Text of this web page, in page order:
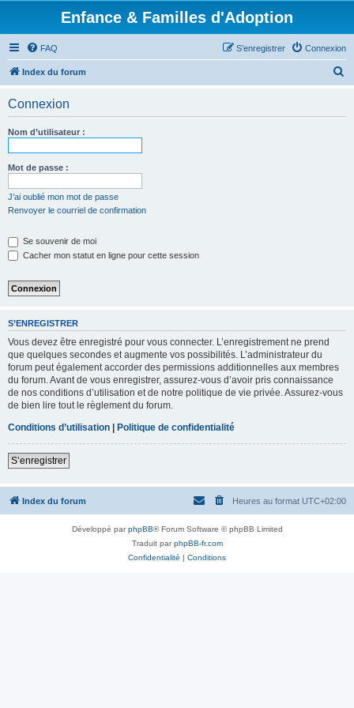
Enfance & Familles d'Adoption
FAQ Connexion
S’enregistrer
Index du forum
Connexion
Nom d’utilisateur :
Mot de passe :
J’ai oublié mon mot de passe
Renvoyer le courriel de confirmation
Se souvenir de moi
Cacher mon statut en ligne pour cette session
S’ENREGISTRER
Vous devez être enregistré pour vous connecter. L’enregistrement ne prend
que quelques secondes et augmente vos possibilités. L’administrateur du
forum peut également accorder des permissions additionnelles aux membres
du forum. Avant de vous enregistrer, assurez-vous d’avoir pris connaissance
de nos conditions d’utilisation et de notre politique de vie privée. Assurez-vous
de bien lire tout le règlement du forum.
Conditions d’utilisation | Politique de confidentialité
S’enregistrer
Index du forum Heures au format UTC+02:00
Développé parphpBB® Forum Software © phpBB Limited
Traduit parphpBB-fr.com
Confidentialité | Conditions